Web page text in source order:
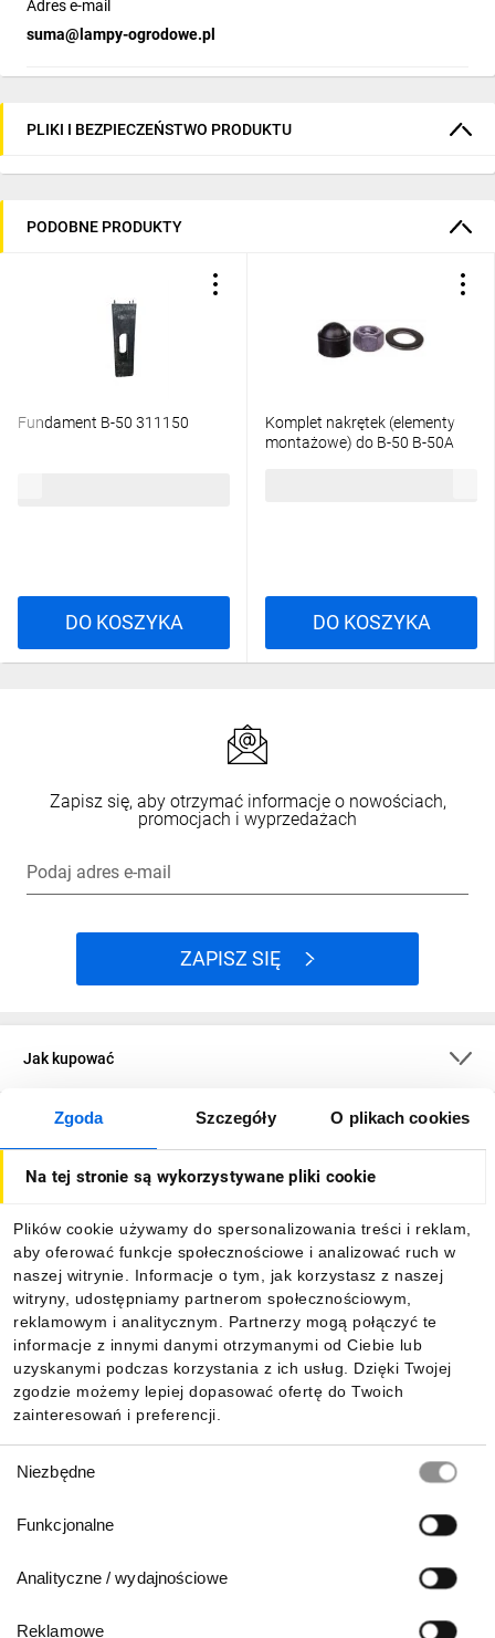
Zgoda Szczegóły O plikach cookies
Na tej stronie są wykorzystywane pliki cookie
Plików cookie używamy do spersonalizowania treści i reklam,
aby oferować funkcje społecznościowe i analizować ruch w
naszej witrynie. Informacje o tym, jak korzystasz z naszej
witryny, udostępniamy partnerom społecznościowym,
reklamowym i analitycznym. Partnerzy mogą połączyć te
informacje z innymi danymi otrzymanymi od Ciebie lub
uzyskanymi podczas korzystania z ich usług. Dzięki Twojej
zgodzie możemy lepiej dopasować ofertę do Twoich
zainteresowań i preferencji.
zgody
Niezbędne
Funkcjonalne
Analityczne / wydajnościowe
Reklamowe
Adres e-mail
suma@lampy-ogrodowe.pl
PLIKI I BEZPIECZEŃSTWO PRODUKTU
PODOBNE PRODUKTY
Fundament B-50 311150
DO KOSZYKA
Komplet nakrętek (elementy
montażowe) do B-50 B-50A
DO KOSZYKA
Zapisz się, aby otrzymać informacje o nowościach,
promocjach i wyprzedażach
Podaj adres e-mail
ZAPISZ SIĘ
Jak kupować
O firmie
Informacje
Pobierz naszą aplikację mobilną: